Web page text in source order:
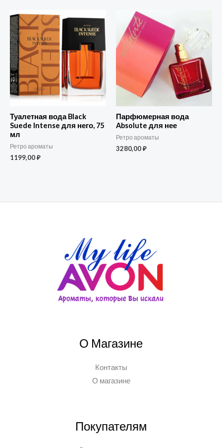
Туалетная вода Black
Suede Intense для него, 75
мл
Ретро ароматы
1199,00₽
Парфюмерная вода
Absolute для нее
Ретро ароматы
3280,00₽
О Магазине
Контакты
О магазине
Покупателям